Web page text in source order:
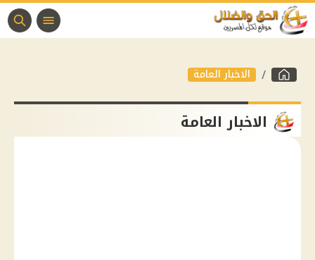
الاخبار العامة
الاخبار العامة